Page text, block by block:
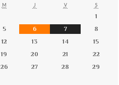
M J V S
1
5 6 7
8
12 13 14
15
19 20 21
22
26 27 28
29